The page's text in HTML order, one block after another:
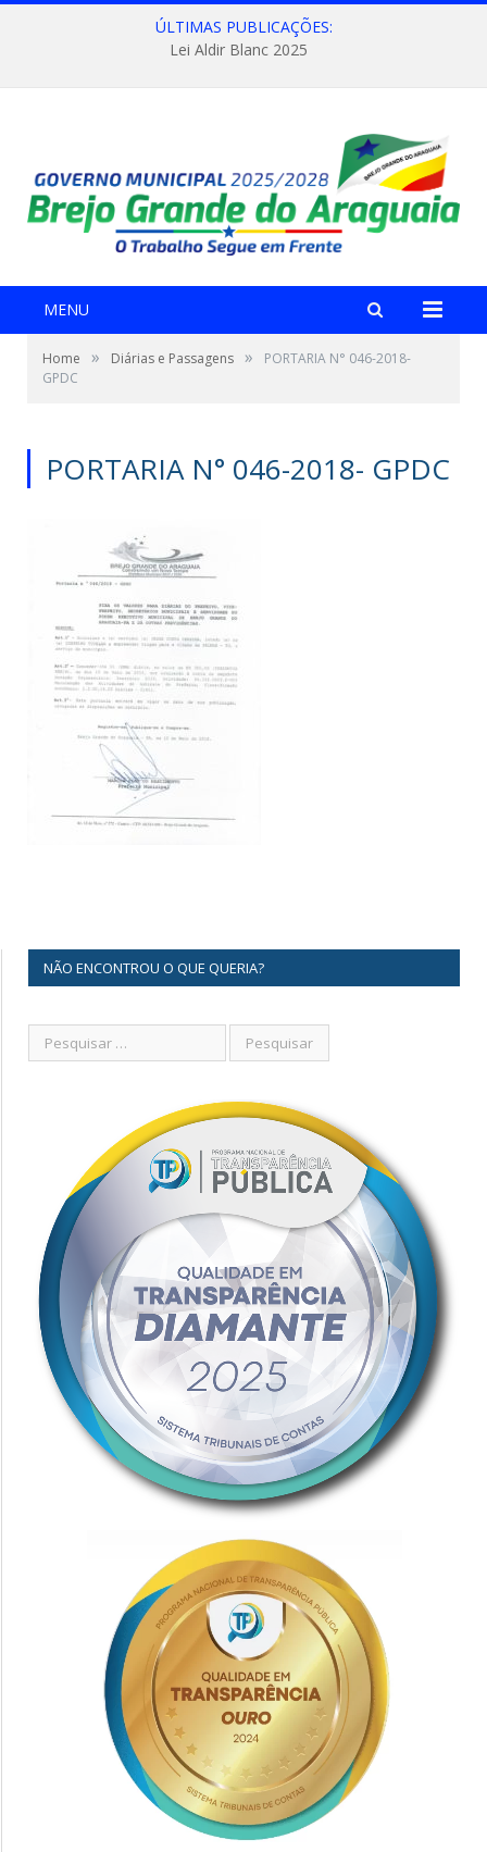
ÚLTIMAS PUBLICAÇÕES:
Lei Aldir Blanc 2025
MENU
Home » Diárias e Passagens »
PORTARIA N° 046-2018-
GPDC
PORTARIA N° 046-2018- GPDC
NÃO ENCONTROU O QUE QUERIA?